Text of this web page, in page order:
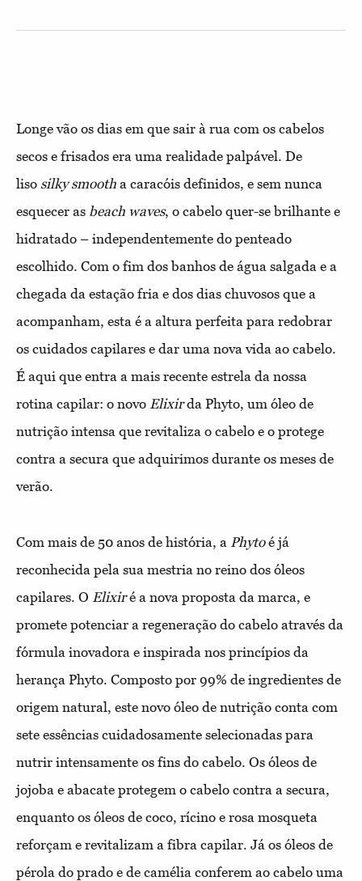
Longe vão os dias em que sair à rua com os cabelos
secos e frisados era uma realidade palpável. De
liso silky smooth a caracóis definidos, e sem nunca
esquecer as beach waves, o cabelo quer-se brilhante e
hidratado – independentemente do penteado
escolhido. Com o fim dos banhos de água salgada e a
chegada da estação fria e dos dias chuvosos que a
acompanham, esta é a altura perfeita para redobrar
os cuidados capilares e dar uma nova vida ao cabelo.
É aqui que entra a mais recente estrela da nossa
rotina capilar: o novo Elixirda Phyto, um óleo de
nutrição intensa que revitaliza o cabelo e o protege
contra a secura que adquirimos durante os meses de
verão.
Com mais de 50 anos de história, a Phytoé já
reconhecida pela sua mestria no reino dos óleos
capilares. O Elixiré a nova proposta da marca, e
promete potenciar a regeneração do cabelo através da
fórmula inovadora e inspirada nos princípios da
herança Phyto. Composto por 99% de ingredientes de
origem natural, este novo óleo de nutrição conta com
sete essências cuidadosamente selecionadas para
nutrir intensamente os fins do cabelo. Os óleos de
jojoba e abacate protegem o cabelo contra a secura,
enquanto os óleos de coco, rícino e rosa mosqueta
reforçam e revitalizam a fibra capilar. Já os óleos de
pérola do prado e de camélia conferem ao cabelo uma